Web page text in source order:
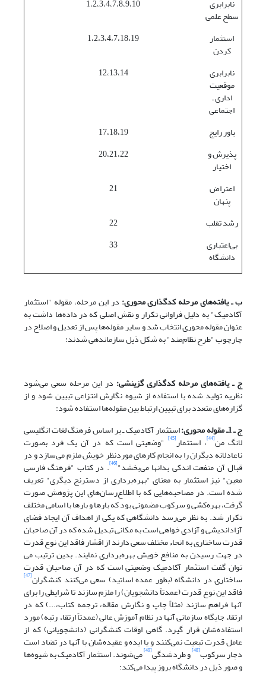
نابرابری
سطح علمی
1،2،3،4،7،8،9،10
استثمار
کردن
1،2،3،4،7،18،19
نابرابری
موقعیت
اداری ـ
اجتماعی
12،13،14
باور رایج
17،18،19
پذیرش و
اختیار
20،21،22
اعتراض
پنهان
21
رشد تقلب
22
بی‌اعتباری
دانشگاه
33
ب ـ یافته‌های مرحله کدگذاری محوری: در این مرحله، مقوله "استثمار
آکادمیک" به دلیل فراوانی تکرار و نقش اصلی که در داده‌ها داشت به
عنوان مقوله محوری انتخاب شد و سایر مقوله‌ها پس از تعدیل و اصلاح در
چارچوب "طرح نظام‌مند" به شکل ذیل سازماندهی شدند:
ج ـ یافته‌های مرحله کدگذاری گزینشی: در این مرحله سعی می‌شود
نظریه تولید شده با استفاده از شیوه نگارش انتزاعی تبیین شود و از
گزاره‌های متعدد برای تبیین ارتباط بین مقوله‌ها استفاده شود:
ج ـ 1ـ مقوله محوری:
استثمار آکادمیک ـ بر اساس فرهنگ لغات انگلیسی
لانگ من[44] ، استثمار[45] "وضعیتی است که در آن یک فرد بصورت
ناعادلانه دیگران را به انجام کارهای موردنظر خویش ملزم می‌سازد و در
قبال آن منفعت اندکی بدانها می‌بخشد"[46] . در کتاب "فرهنگ فارسی
معین" نیز استثمار به معنای "بهره‌برداری از دسترنج دیگری" تعریف
شده است. در مصاحبه‌هایی که با اطلاع‌رسان‌های این پژوهش صورت
گرفت، بهره‌کشی و سرکوب مضمونی بود که بارها و بارها با اسامی مختلف
تکرار شد. به نظر می‌رسد دانشگاهی که یکی از اهداف آن ایجاد فضای
آزاداندیشی و آزادی خواهی است به مکانی تبدیل شده که در آن صاحبان
قدرت ساختاری به انحاء مختلف سعی دارند از اقشار فاقد این نوع قدرت
در جهت رسیدن به منافع خویش بهره‌برداری نمایند. بدین ترتیب می
توان گفت استثمار آکادمیک وضعیتی است که در آن صاحبان قدرت
ساختاری در دانشگاه (بطور عمده اساتید) سعی می‌کنند کنشگران[47]
فاقد این نوع قدرت (عمدتاً دانشجویان) را ملزم سازند تا شرایطی را برای
آنها فراهم سازند (مثلاً چاپ و نگارش مقاله، ترجمه کتاب،...) که در
ارتقاء جایگاه سازمانی آنها در نظام آموزش عالی (عمدتاً ارتقاء رتبه) مورد
استفاده‌شان قرار گیرد. گاهی اوقات کنشگرانی (دانشجویانی) که از
عامل قدرت تبعیت نمی‌کنند و یا ایده و عقیده‌شان با آنها در تضاد است
دچار سرکوب[48] و طردشدگی[49] می‌شوند. استثمار آکادمیک به شیوه‌ها
و صور ذیل در دانشگاه بروز پیدا می‌کند: